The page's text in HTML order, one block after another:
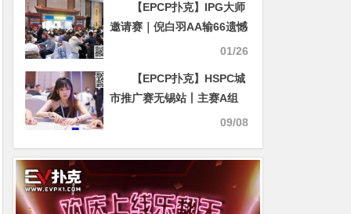
【EPCP扑克】IPG大师
邀请赛｜倪白羽AA输66遗憾
无缘主赛90人入围圈，王岩
晋级下一轮
01/26
【EPCP扑克】HSPC城
市推广赛无锡站丨主赛A组
211人火爆开赛，王璟大深
级！
09/08